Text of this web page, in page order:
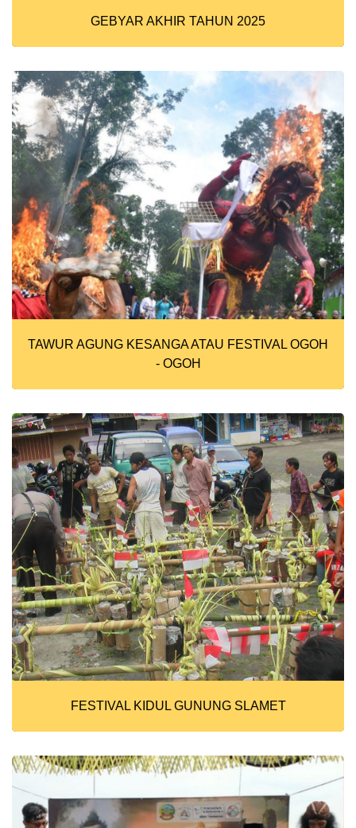
GEBYAR AKHIR TAHUN 2025
TAWUR AGUNG KESANGA ATAU FESTIVAL OGOH
- OGOH
FESTIVAL KIDUL GUNUNG SLAMET